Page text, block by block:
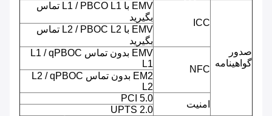
صدور
گواهینامه
ICC
EMV با L1 / PBCO L1 تماس
بگیرید
EMV با L2 / PBOC L2 تماس
بگیرید
NFC
EMV بدون تماس L1 / qPBOC
L1
EM2 بدون تماس L2 / qPBOC
L2
امنیت
PCI 5.0
UPTS 2.0